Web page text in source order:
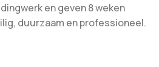
en geven 8 weken
duurzaam en professioneel.